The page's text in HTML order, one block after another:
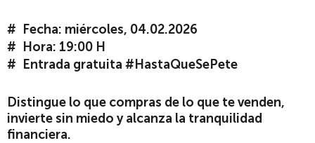
Fecha: miércoles, 04.02.2026
Hora: 19:00 H
Entrada gratuita #HastaQueSePete
Distingue lo que compras de lo que te venden,
invierte sin miedo y alcanza la tranquilidad
financiera.